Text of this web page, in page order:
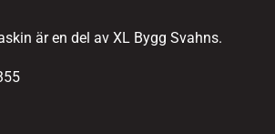
är en del av XL Bygg Svahns.